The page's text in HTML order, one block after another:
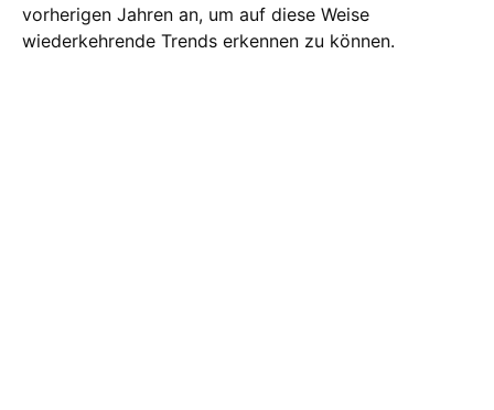
vorherigen Jahren an, um auf diese Weise
wiederkehrende Trends erkennen zu können.